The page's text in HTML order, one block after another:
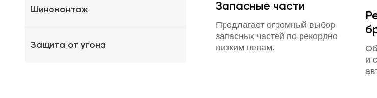
Шиномонтаж
Защита от угона
Запасные части
Предлагает огромный выбор
запасных частей по рекордно
низким ценам.
и